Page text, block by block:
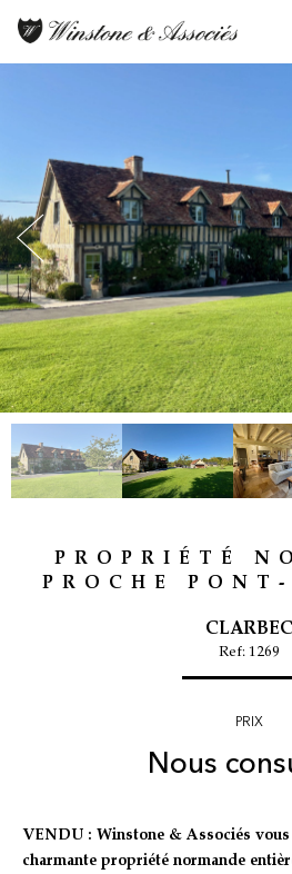
PROPRIÉTÉ
PROCHE PONT-
CLARBEC
Ref: 1269
PRIX
Nous
VENDU : Winstone & Associés vous
charmante propriété normande